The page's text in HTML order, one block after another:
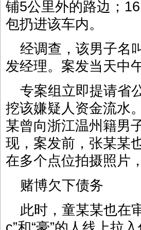
铺5公里外的路边；
包扔进该车内。
经调查，该男子名
发经理。案发当天中
专案组立即提请省
挖该嫌疑人资金流水
某曾向浙江温州籍男
现，案发前，张某某
在多个点位拍摄照片
赌博欠下债务
此时，童某某也在